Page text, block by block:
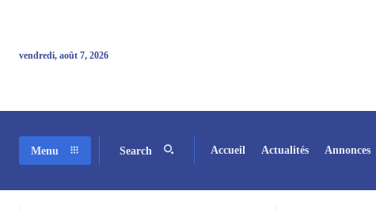
vendredi, août 7, 2026
Menu Search Accueil Actualités Annonces